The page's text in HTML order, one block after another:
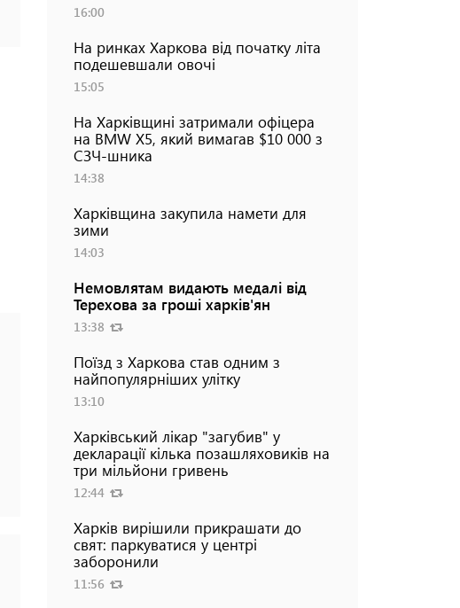
16:00
На ринках Харкова від початку літа
подешевшали овочі
15:05
На Харківщині затримали офіцера
на BMW Х5, який вимагав $10 000 з
СЗЧ-шника
14:38
Харківщина закупила намети для
зими
14:03
Немовлятам видають медалі від
Терехова за гроші харків'ян
13:38
Поїзд з Харкова став одним з
найпопулярніших улітку
13:10
Харківський лікар "загубив" у
декларації кілька позашляховиків на
три мільйони гривень
12:44
Харків вирішили прикрашати до
свят: паркуватися у центрі
заборонили
11:56